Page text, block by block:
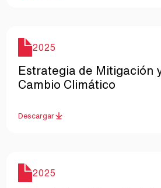
Año
2025
Nombre
Estrategia de Mitigación
Cambio Climático
Descargar
Año
2025